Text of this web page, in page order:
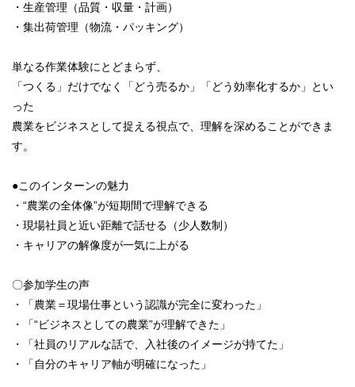
・生産管理（品質・収量・計画）
・集出荷管理（物流・パッキング）
単なる作業体験にとどまらず、
「つくる」だけでなく「どう売るか」「どう効率化するか」とい
った
農業をビジネスとして捉える視点で、理解を深めることができま
す。
●このインターンの魅力
・“農業の全体像”が短期間で理解できる
・現場社員と近い距離で話せる（少人数制）
・キャリアの解像度が一気に上がる
〇参加学生の声
・「農業＝現場仕事という認識が完全に変わった」
・「“ビジネスとしての農業”が理解できた」
・「社員のリアルな話で、入社後のイメージが持てた」
・「自分のキャリア軸が明確になった」